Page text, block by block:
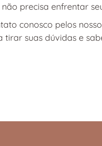
precisa enfrentar
conosco pelos
suas dúvidas e